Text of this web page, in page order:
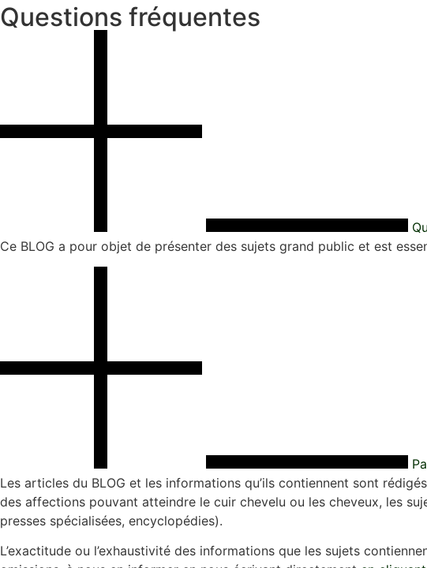
Questions fréquentes
Ce BLOG a pour objet de présenter des sujets grand public et est
Les articles du BLOG et les informations qu’ils contiennent sont
des affections pouvant atteindre le cuir chevelu ou les cheveux, les
presses spécialisées, encyclopédies).
L’exactitude ou l’exhaustivité des informations que les sujets